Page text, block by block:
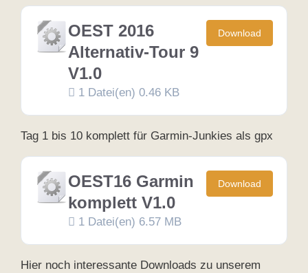
OEST 2016
Alternativ-Tour 9
V1.0
1 Datei(en) 0.46 KB
Download
Tag 1 bis 10 komplett für Garmin-Junkies als gpx
OEST16 Garmin
komplett V1.0
1 Datei(en) 6.57 MB
Download
Hier noch interessante Downloads zu unserem